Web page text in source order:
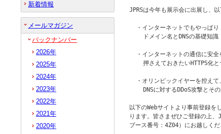
JPRSは今年も展示会に出展し、
・インターネットでもやっぱり
    ドメイン名とDNSの基礎知識
・インターネットの通信に安全
押さえておきたいHTTPS化と
・オリンピックイヤーを控えて
DNSに対するDDoS攻撃とそ
以下のWebサイトより事前登録
ります。皆さまぜひご登録の上
ブース番号：4Z04）にお越しく
新着情報
メールマガジン
バックナンバー
2026年
2025年
2024年
2023年
2022年
2021年
2020年